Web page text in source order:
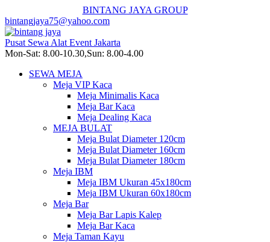
BINTANG JAYA GROUP
bintangjaya75@yahoo.com
Pusat Sewa Alat Event Jakarta
Mon-Sat: 8.00-10.30,Sun: 8.00-4.00
SEWA MEJA
Meja VIP Kaca
Meja Minimalis Kaca
Meja Bar Kaca
Meja Dealing Kaca
MEJA BULAT
Meja Bulat Diameter 120cm
Meja Bulat Diameter 160cm
Meja Bulat Diameter 180cm
Meja IBM
Meja IBM Ukuran 45x180cm
Meja IBM Ukuran 60x180cm
Meja Bar
Meja Bar Lapis Kalep
Meja Bar Kaca
Meja Taman Kayu